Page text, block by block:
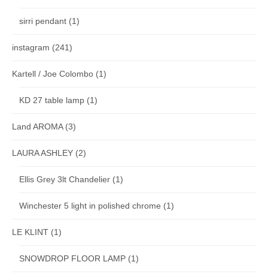
sirri pendant (1)
instagram (241)
Kartell / Joe Colombo (1)
KD 27 table lamp (1)
Land AROMA(3)
LAURA ASHLEY (2)
Ellis Grey 3lt Chandelier (1)
Winchester 5 light in polished chrome (1)
LE KLINT (1)
SNOWDROP FLOOR LAMP (1)